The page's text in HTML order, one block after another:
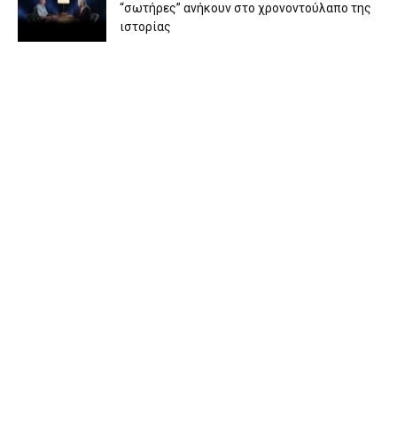
“σωτήρες” ανήκουν στο χρονοντούλαπο της
ιστορίας